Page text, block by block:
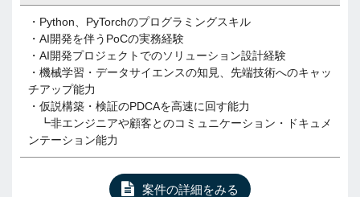
・Python、PyTorchのプログラミングスキル
・AI開発を伴うPoCの実務経験
・AI開発プロジェクトでのソリューション設計経験
・機械学習・データサイエンスの知見、先端技術へのキャッ
チアップ能力
・仮説構築・検証のPDCAを高速に回す能力
┗非エンジニアや顧客とのコミュニケーション・ドキュメ
ンテーション能力
案件の詳細をみる